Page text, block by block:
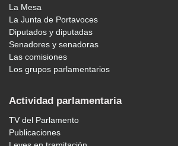
La Mesa
La Junta de Portavoces
Diputados y diputadas
Senadores y senadoras
Las comisiones
Los grupos parlamentarios
Actividad parlamentaria
TV del Parlamento
Publicaciones